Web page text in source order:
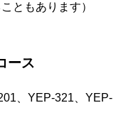
ともあります）
ース
、YEP-321、YEP-